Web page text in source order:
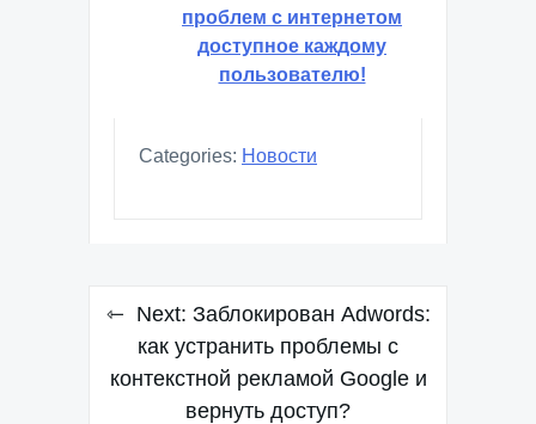
проблем с интернетом
доступное каждому
пользователю!
Categories: Новости
Навигация
записям
Next: Заблокирован Adwords:
как устранить проблемы с
контекстной рекламой Google и
вернуть доступ?